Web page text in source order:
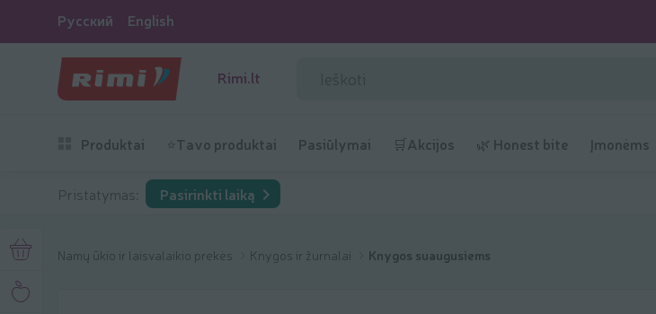
Русский English
Rimi.lt
Produktai ⭐Tavo produktai Pasiūlymai 🛒Akcijos 🌿 Honest bite Įmonėms
Pristatymas: Pasirinkti laiką
Namų ūkio ir laisvalaikio prekės Knygos ir žurnalai Knygos suaugusiems